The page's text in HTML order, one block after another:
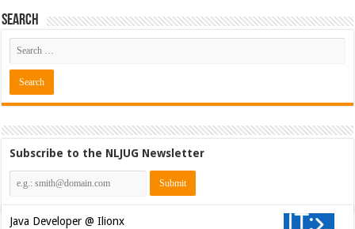
Search
Subscribe to the NLJUG Newsletter
Java Developer @ Ilionx